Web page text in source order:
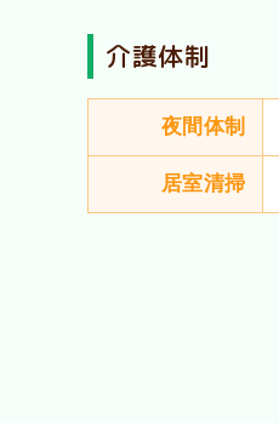
介護体制
夜間体制
居室清掃